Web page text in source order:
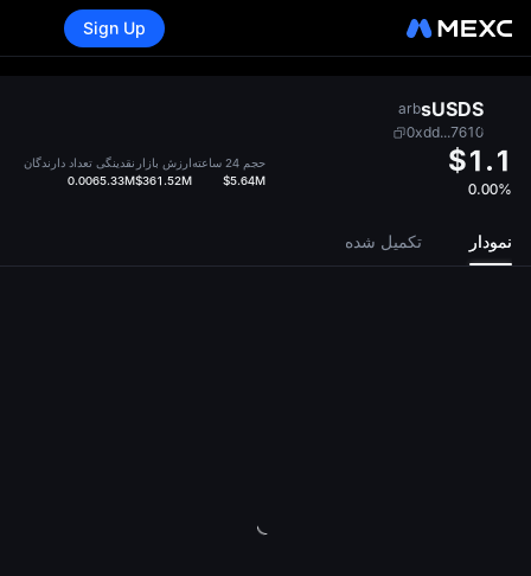
Sign Up
sUSDS
arb
0xdd...7610
$1.1
0.00%
حجم 24 ساعته
$5.64M
ارزش بازار
$361.52M
نقدینگی
65.33M
تعداد دارندگان
0.00
نمودار تکمیل‌ شده